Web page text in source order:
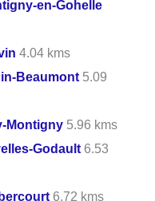
en-Gohelle
4.04 kms
Beaumont 5.09
Montigny 5.96 kms
Godault 6.53
6.72 kms